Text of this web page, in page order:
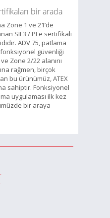
bir arada
Zone 1 ve 21’de
SIL3 / PLe sertifikalı
ADV 75, patlama
güvenliği
Zone 2/22 alanını
rağmen, birçok
bu ürünümüz, ATEX
sahiptir. Fonksiyonel
uygulaması ilk kez
bir araya